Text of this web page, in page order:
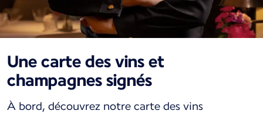
Une carte des vins et
champagnes signés
À bord, découvrez notre carte des vins